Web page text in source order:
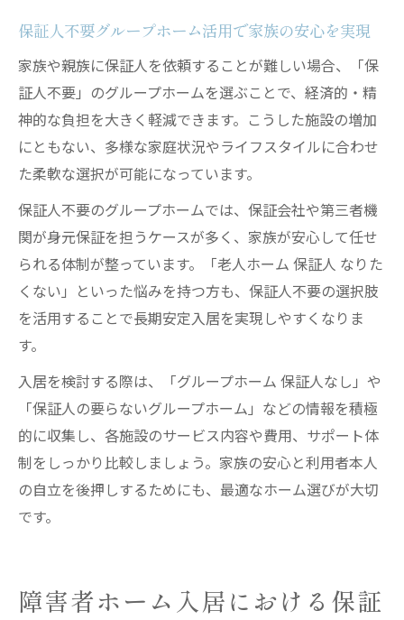
保証人不要グループホーム活用で家族の安心を実現
家族や親族に保証人を依頼することが難しい場合、「保
証人不要」のグループホームを選ぶことで、経済的・精
神的な負担を大きく軽減できます。こうした施設の増加
にともない、多様な家庭状況やライフスタイルに合わせ
た柔軟な選択が可能になっています。
保証人不要のグループホームでは、保証会社や第三者機
関が身元保証を担うケースが多く、家族が安心して任せ
られる体制が整っています。「老人ホーム 保証人 なりた
くない」といった悩みを持つ方も、保証人不要の選択肢
を活用することで長期安定入居を実現しやすくなりま
す。
入居を検討する際は、「グループホーム 保証人なし」や
「保証人の要らないグループホーム」などの情報を積極
的に収集し、各施設のサービス内容や費用、サポート体
制をしっかり比較しましょう。家族の安心と利用者本人
の自立を後押しするためにも、最適なホーム選びが大切
です。
障害者ホーム入居における保証